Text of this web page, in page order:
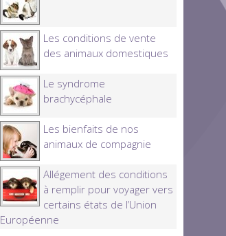
Les conditions de vente
des animaux domestiques
Le syndrome
brachycéphale
Les bienfaits de nos
animaux de compagnie
Allégement des conditions
à remplir pour voyager vers
certains états de l’Union
Européenne